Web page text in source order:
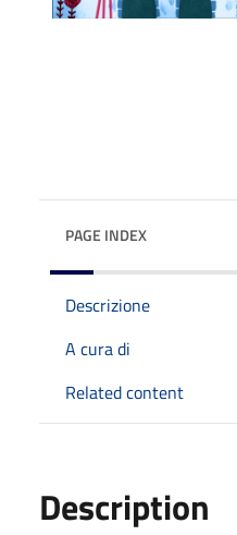
PAGE INDEX
Descrizione
A cura di
Related content
Description